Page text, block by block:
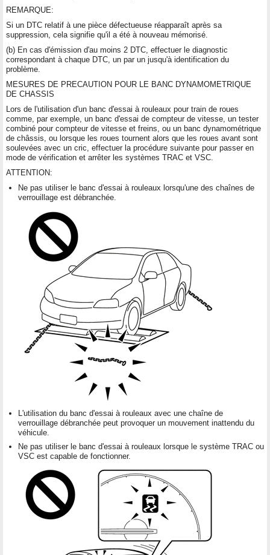
REMARQUE:
Si un DTC relatif à une pièce défectueuse réapparaît après sa
suppression, cela signifie qu'il a été à nouveau mémorisé.
(b) En cas d'émission d'au moins 2 DTC, effectuer le diagnostic
correspondant à chaque DTC, un par un jusqu'à identification du
problème.
MESURES DE PRECAUTION POUR LE BANC DYNAMOMETRIQUE
DE CHASSIS
Lors de l'utilisation d'un banc d'essai à rouleaux pour train de roues
comme, par exemple, un banc d'essai de compteur de vitesse, un tester
combiné pour compteur de vitesse et freins, ou un banc dynamométrique
de châssis, ou lorsque les roues tournent alors que les roues avant sont
soulevées avec un cric, effectuer la procédure suivante pour passer en
mode de vérification et arrêter les systèmes TRAC et VSC.
ATTENTION:
Ne pas utiliser le banc d'essai à rouleaux lorsqu'une des chaînes de
verrouillage est débranchée.
L'utilisation du banc d'essai à rouleaux avec une chaîne de
verrouillage débranchée peut provoquer un mouvement inattendu du
véhicule.
Ne pas utiliser le banc d'essai à rouleaux lorsque le système TRAC ou
VSC est capable de fonctionner.